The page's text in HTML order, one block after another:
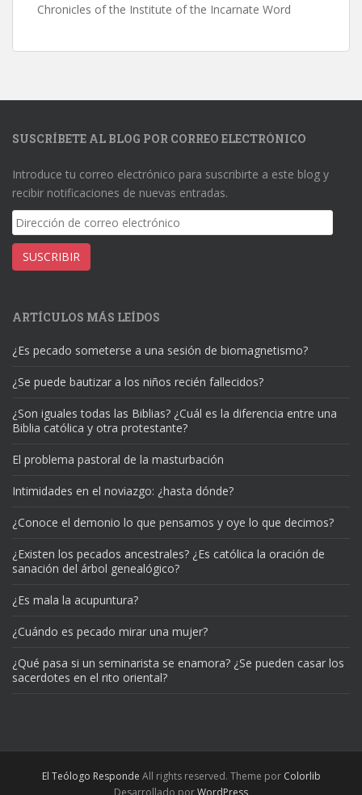
Chronicles of the Institute of the Incarnate Word
SUSCRÍBETE AL BLOG POR CORREO ELECTRÓNICO
Introduce tu correo electrónico para suscribirte a este blog y
recibir notificaciones de nuevas entradas.
Dirección
de
correo
electrónico
SUSCRIBIR
ARTÍCULOS MÁS LEÍDOS
¿Es pecado someterse a una sesión de biomagnetismo?
¿Se puede bautizar a los niños recién fallecidos?
¿Son iguales todas las Biblias? ¿Cuál es la diferencia entre una
Biblia católica y otra protestante?
El problema pastoral de la masturbación
Intimidades en el noviazgo: ¿hasta dónde?
¿Conoce el demonio lo que pensamos y oye lo que decimos?
¿Existen los pecados ancestrales? ¿Es católica la oración de
sanación del árbol genealógico?
¿Es mala la acupuntura?
¿Cuándo es pecado mirar una mujer?
¿Qué pasa si un seminarista se enamora? ¿Se pueden casar los
sacerdotes en el rito oriental?
El Teólogo Responde All rights reserved. Theme por Colorlib
Desarrollado porWordPress